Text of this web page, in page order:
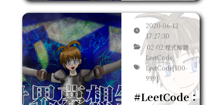
2020-06-12
17:27:30
02-02 程式解題
LeetCode,
LeetCode[100-
999]
#LeetCode：